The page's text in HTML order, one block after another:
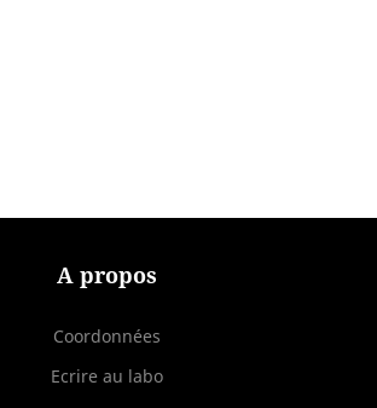
A propos
Coordonnées
Ecrire au labo